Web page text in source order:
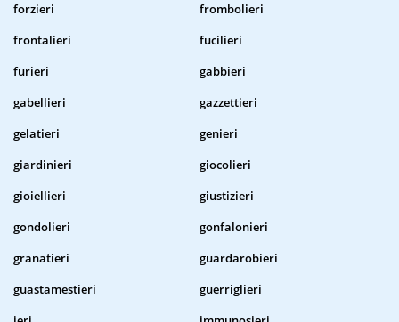
forzieri
frombolieri
frontalieri
fucilieri
furieri
gabbieri
gabellieri
gazzettieri
gelatieri
genieri
giardinieri
giocolieri
gioiellieri
giustizieri
gondolieri
gonfalonieri
granatieri
guardarobieri
guastamestieri
guerriglieri